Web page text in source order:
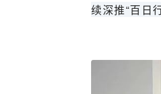
续深推“百日